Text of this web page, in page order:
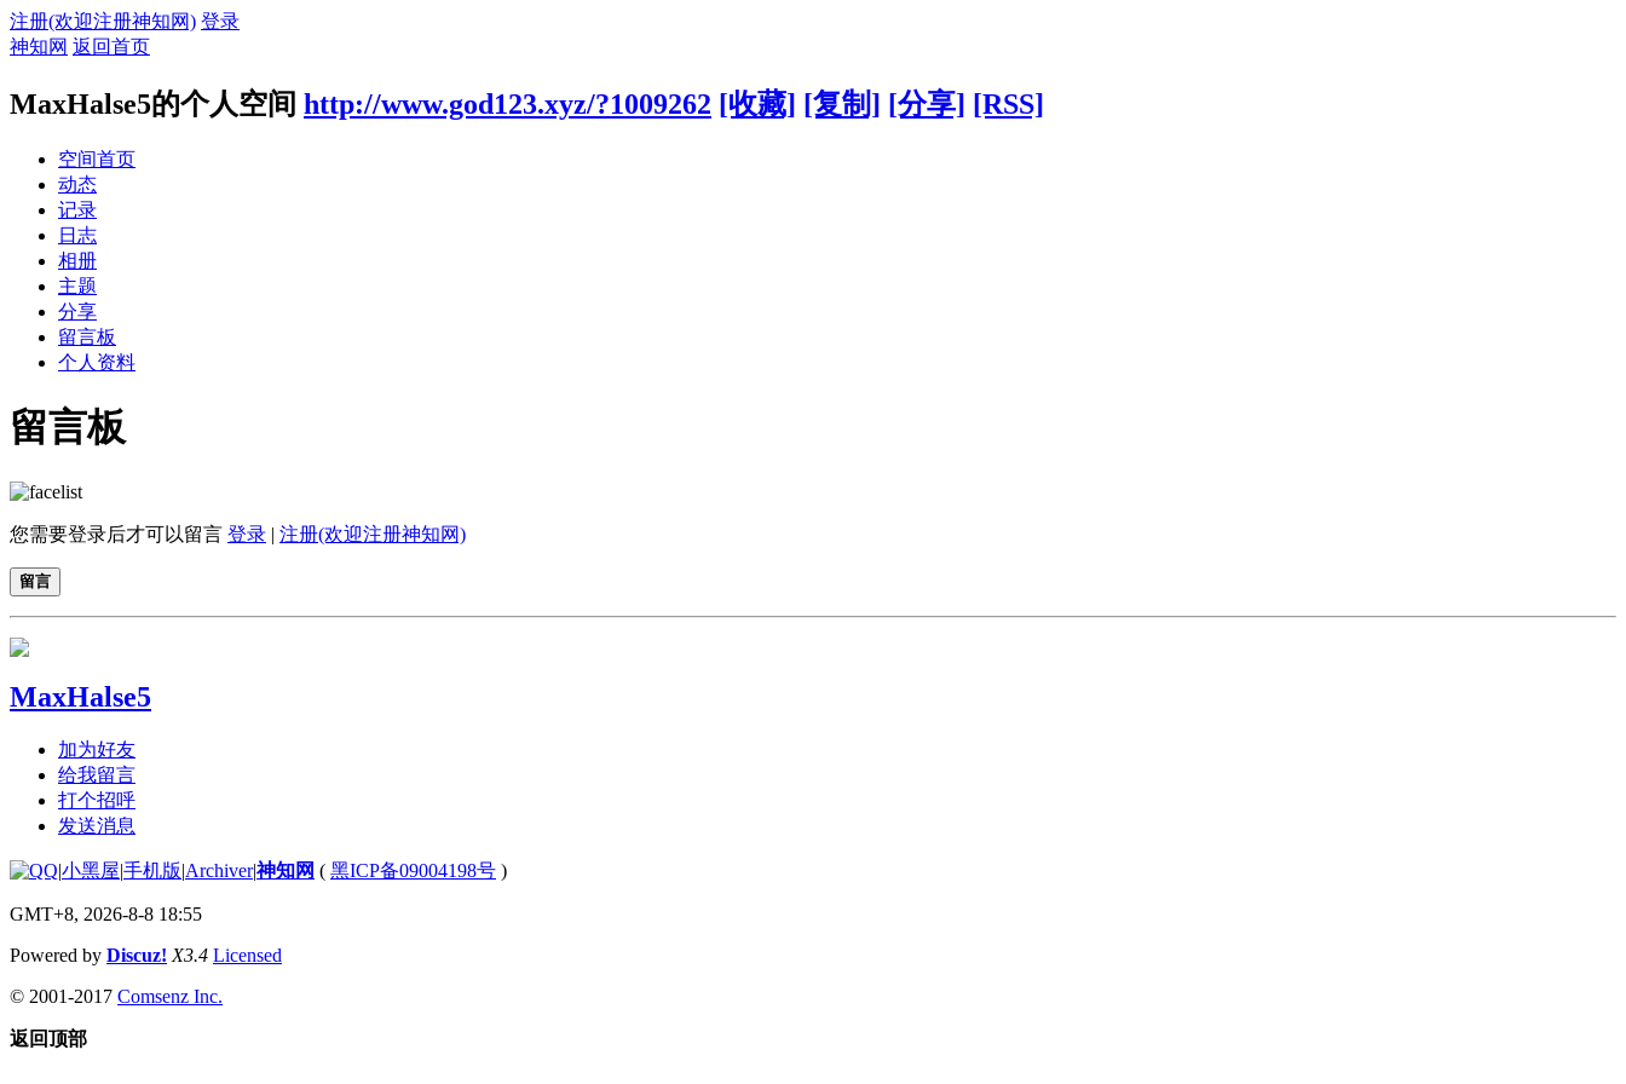
注册(欢迎注册神知网) 登录
神知网 返回首页
MaxHalse5的个人空间 http://www.god123.xyz/?1009262 [收藏] [复制] [分享] [RSS]
空间首页
动态
记录
日志
相册
主题
分享
留言板
个人资料
留言板
您需要登录后才可以留言 登录 | 注册(欢迎注册神知网)
留言
MaxHalse5
加为好友
给我留言
打个招呼
发送消息
|小黑屋|手机版|Archiver|神知网 ( 黑ICP备09004198号 )
GMT+8, 2026-8-8 18:55
Powered by Discuz! X3.4 Licensed
© 2001-2017 Comsenz Inc.
返回顶部